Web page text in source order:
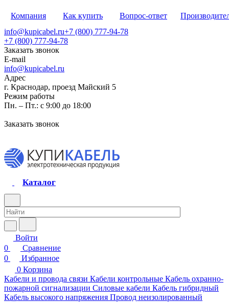
Компания Как купить Вопрос-ответ
info@kupicabel.ru+7 (800) 777-94-78
+7 (800) 777-94-78
Заказать звонок
E-mail
info@kupicabel.ru
Адрес
г. Краснодар, проезд Майский 5
Режим работы
Пн. – Пт.: с 9:00 до 18:00
Заказать звонок
Каталог
Войти
0
Сравнение
0
Избранное
0 Корзина
Кабели и провода связи Кабели контрольные Кабель охранно-
пожарной сигнализации Силовые кабели Кабель гибридный
Кабель высокого напряжения Провод неизолированный